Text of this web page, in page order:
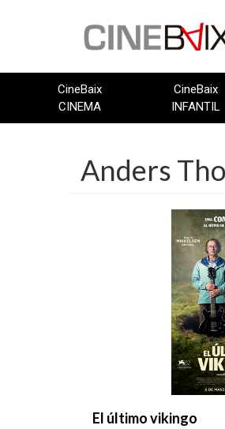
CineBaix
CINEMA
CineBaix
INFANTIL
Anders
El último vikingo